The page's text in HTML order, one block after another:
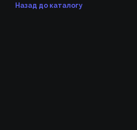
Назад до каталогу